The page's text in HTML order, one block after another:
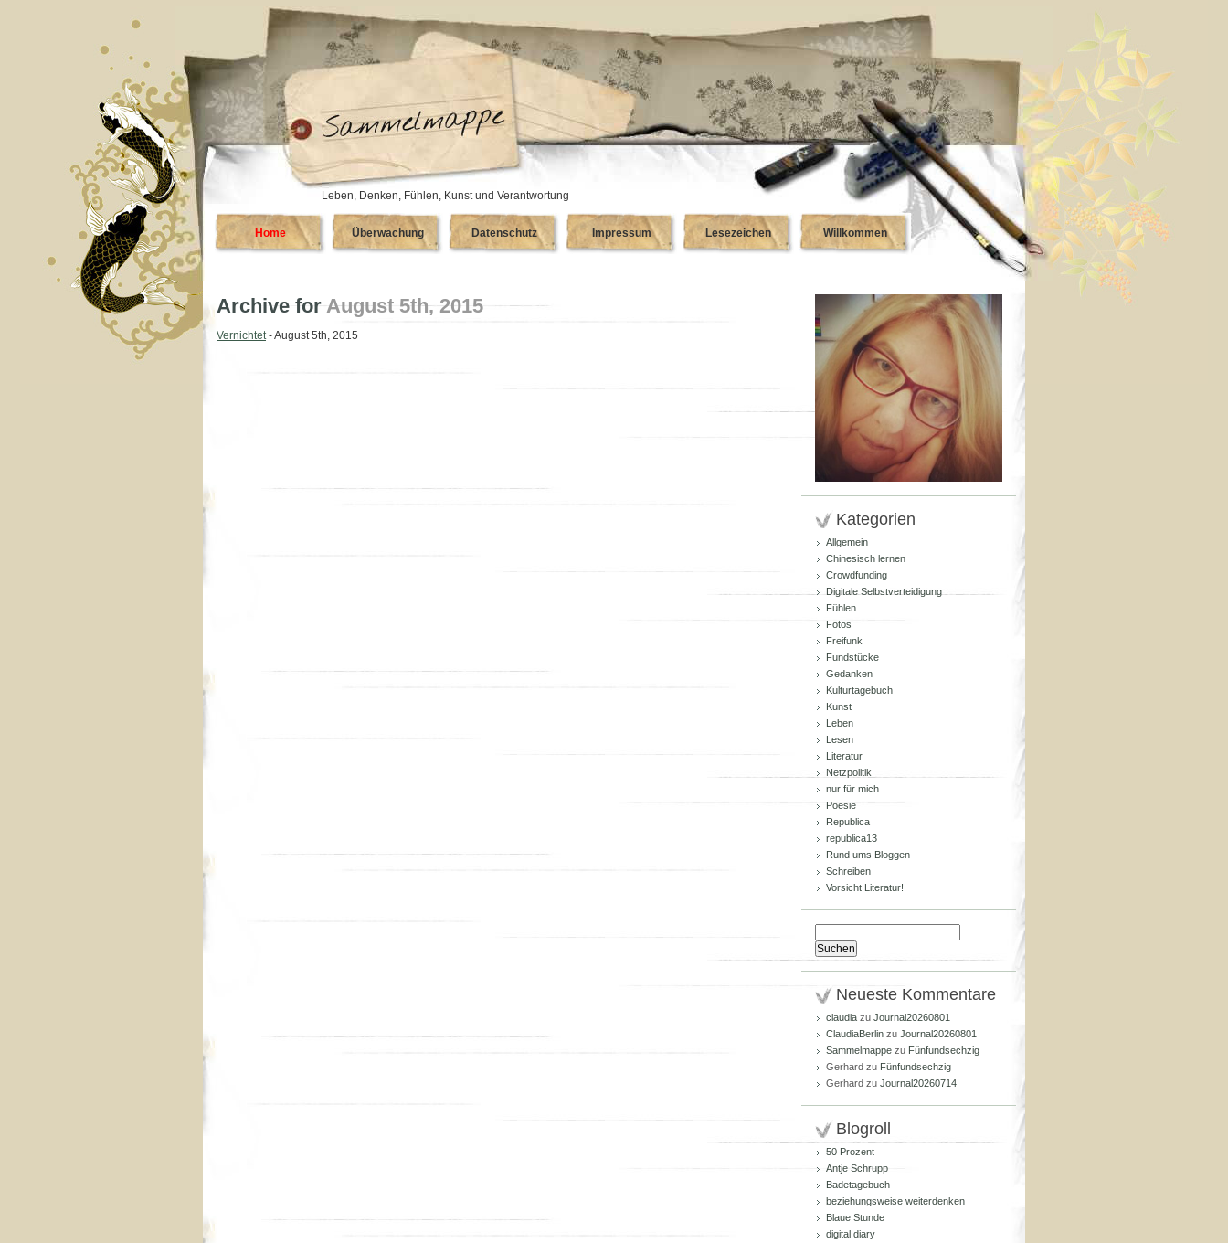
Leben, Denken, Fühlen, Kunst und Verantwortung
Home Überwachung Datenschutz Impressum Lesezeichen Willkommen
Archive for August 5th, 2015
Vernichtet- August 5th, 2015
Kategorien
Allgemein
Chinesisch lernen
Crowdfunding
Digitale Selbstverteidigung
Fühlen
Fotos
Freifunk
Fundstücke
Gedanken
Kulturtagebuch
Kunst
Leben
Lesen
Literatur
Netzpolitik
nur für mich
Poesie
Republica
republica13
Rund ums Bloggen
Schreiben
Vorsicht Literatur!
nach:
Neueste Kommentare
claudia zu Journal20260801
ClaudiaBerlin zu Journal20260801
Sammelmappe zu Fünfundsechzig
Gerhard zu Fünfundsechzig
Gerhard zu Journal20260714
Blogroll
50 Prozent
Antje Schrupp
Badetagebuch
beziehungsweise weiterdenken
Blaue Stunde
digital diary